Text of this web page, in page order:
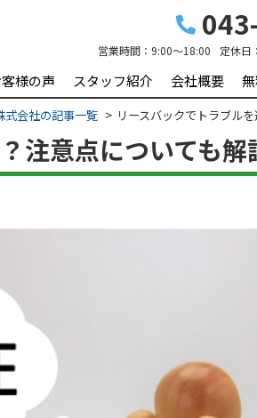
営業時間： 9:00～18:00 定休日
様の声 スタッフ紹介 会社概要
式会社の記事一覧 リースバックでトラブル
注意点についても解